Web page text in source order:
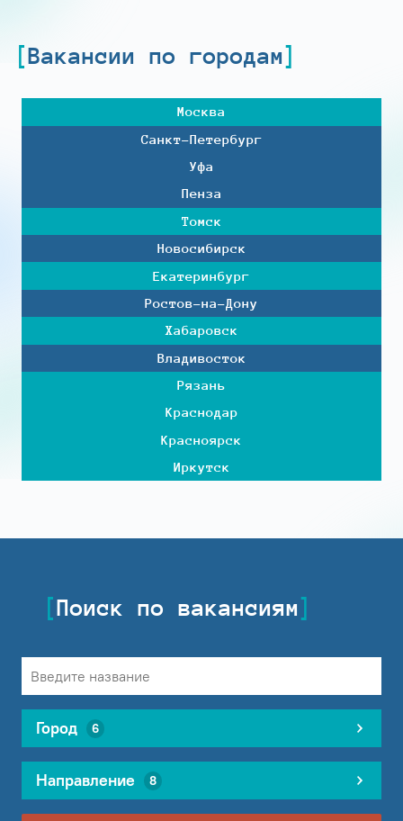
Вакансии по городам
Москва
Санкт-Петербург
Уфа
Пенза
Томск
Новосибирск
Екатеринбург
Ростов-на-Дону
Хабаровск
Владивосток
Рязань
Краснодар
Красноярск
Иркутск
Поиск по вакансиям
Город 6
Направление 8